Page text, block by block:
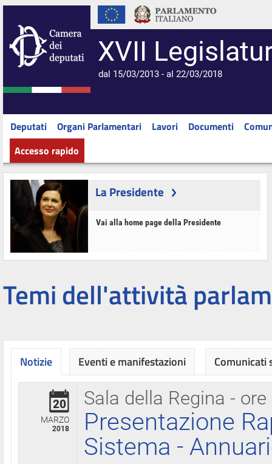
XVII
dal 15/03/2013 - al 22/03/2018
Deputati Organi Parlamentari Lavori Documenti
Accesso rapido
La Presidente
Vai alla home page della Presidente
Temi dell'attività
Notizie
Sala della Regina - ore
20
MARZO
2018
Presentazione
Sistema -
Eventi e manifestazioni Comunicati